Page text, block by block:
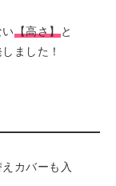
い【高さ】と
ました！
カバーも入